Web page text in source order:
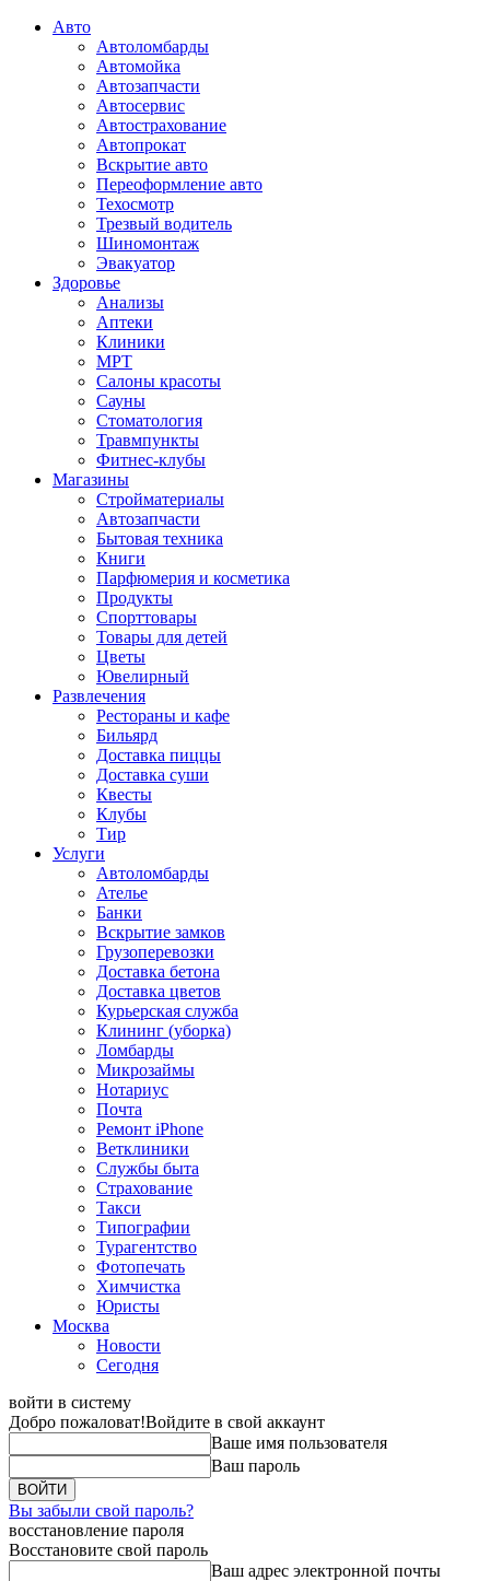
Авто
Автоломбарды
Автомойка
Автозапчасти
Автосервис
Автострахование
Автопрокат
Вскрытие авто
Переоформление авто
Техосмотр
Трезвый водитель
Шиномонтаж
Эвакуатор
Здоровье
Анализы
Аптеки
Клиники
МРТ
Салоны красоты
Сауны
Стоматология
Травмпункты
Фитнес-клубы
Магазины
Стройматериалы
Автозапчасти
Бытовая техника
Книги
Парфюмерия и косметика
Продукты
Спорттовары
Товары для детей
Цветы
Ювелирный
Развлечения
Рестораны и кафе
Бильярд
Доставка пиццы
Доставка суши
Квесты
Клубы
Тир
Услуги
Автоломбарды
Ателье
Банки
Вскрытие замков
Грузоперевозки
Доставка бетона
Доставка цветов
Курьерская служба
Клининг (уборка)
Ломбарды
Микрозаймы
Нотариус
Почта
Ремонт iPhone
Ветклиники
Службы быта
Страхование
Такси
Типографии
Турагентство
Фотопечать
Химчистка
Юристы
Москва
Новости
Сегодня
войти в систему
Добро пожаловат!Войдите в свой аккаунт
Ваше имя пользователя
Ваш пароль
Вы забыли свой пароль?
восстановление пароля
Восстановите свой пароль
Ваш адрес электронной почты